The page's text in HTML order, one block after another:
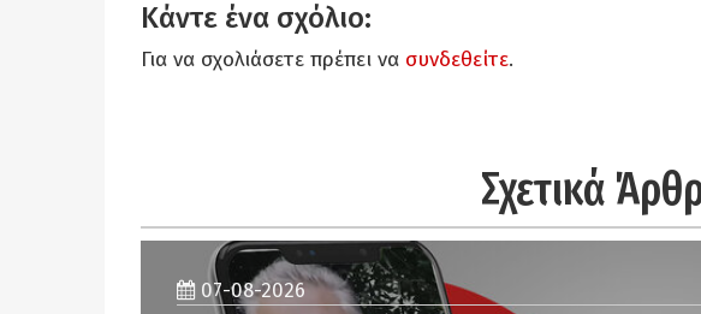
Κάντε ένα σχόλιο:
Για να σχολιάσετε πρέπει να συνδεθείτε.
Σχετικά
07-08-2026